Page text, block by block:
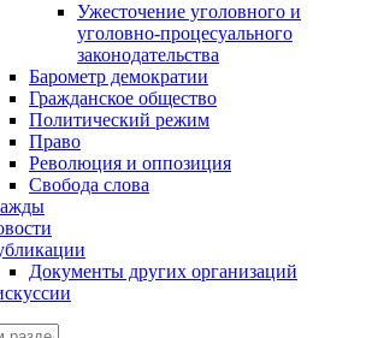
Ужесточение уголовного и
уголовно-процесуального
законодательства
Барометр демократии
Гражданское общество
Политический режим
Право
Революция и оппозиция
Свобода слова
Документы других организаций